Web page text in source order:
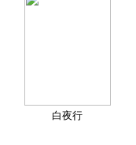
白夜行